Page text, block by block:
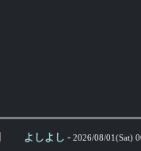
よしよし - 2026/08/01(Sat)